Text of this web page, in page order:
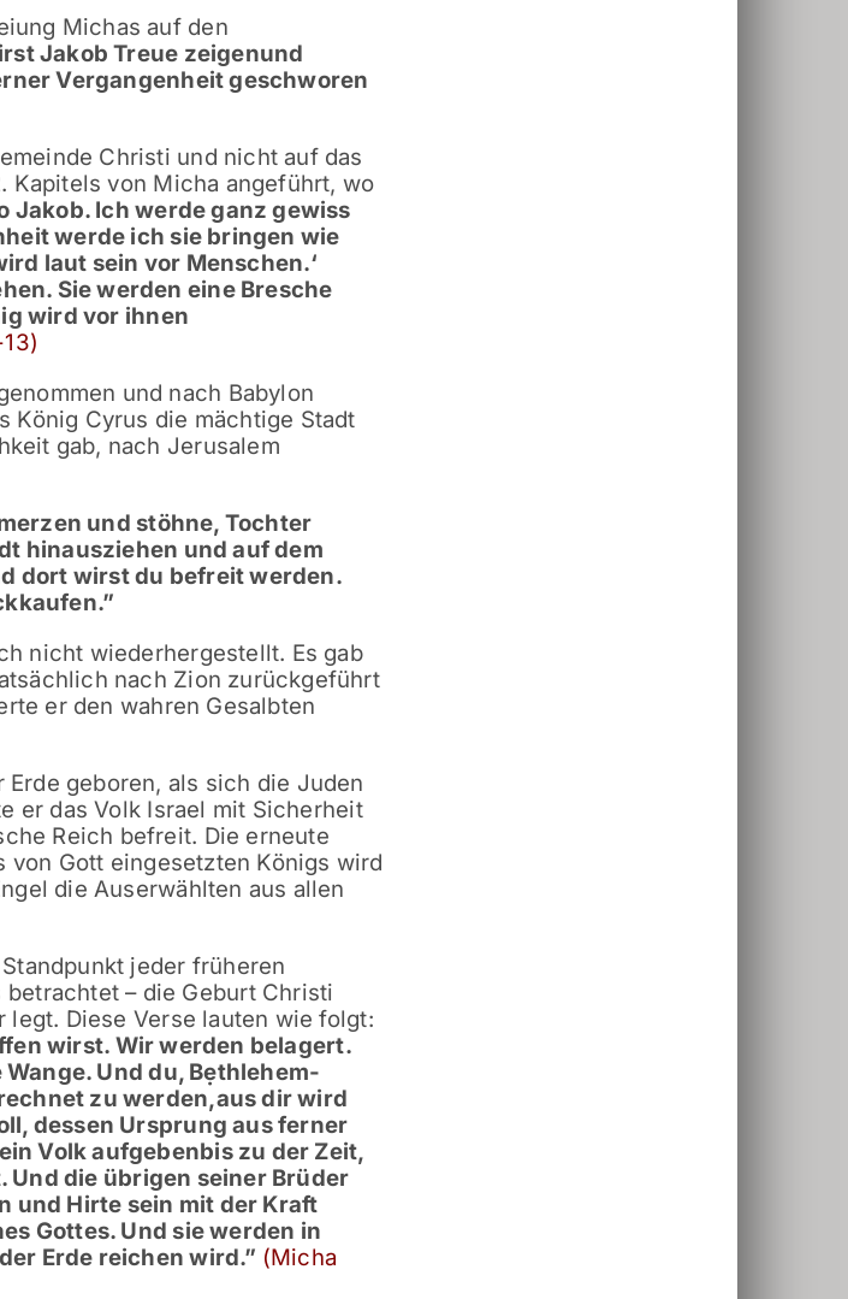
Michas auf den
Jakob Treue zeigenund
Vergangenheit geschworen
Christi und nicht auf das
Kapitels von Micha angeführt, wo
Jakob. Ich werde ganz gewiss
werde ich sie bringen wie
laut sein vor Menschen.‘
Sie werden eine Bresche
wird vor ihnen
und nach Babylon
König Cyrus die mächtige Stadt
gab, nach Jerusalem
und stöhne, Tochter
hinausziehen und auf dem
dort wirst du befreit werden.
”
nicht wiederhergestellt. Es gab
nach Zion zurückgeführt
er den wahren Gesalbten
geboren, als sich die Juden
er das Volk Israel mit Sicherheit
Reich befreit. Die erneute
von Gott eingesetzten Königs wird
die Auserwählten aus allen
jeder früheren
– die Geburt Christi
Diese Verse lauten wie folgt:
wirst. Wir werden belagert.
Und du, Bẹthlehem-
zu werden,aus dir wird
dessen Ursprung aus ferner
Volk aufgebenbis zu der Zeit,
Und die übrigen seiner Brüder
und Hirte sein mit der Kraft
Gottes. Und sie werden in
Erde reichen wird.” (Micha